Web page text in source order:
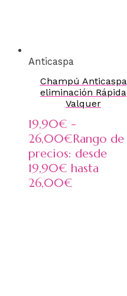
Anticaspa
Champú Anticaspa
eliminación Rápida
Valquer
19,90€ -
26,00€Rango de
precios: desde
19,90€ hasta
26,00€